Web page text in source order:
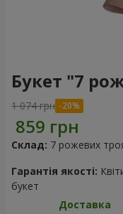
Букет "7
1 074 грн
Склад: 7 рожевих
Гарантія якості:
букет
Доставка